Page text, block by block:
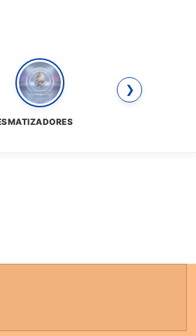
MATIZADORES
❯